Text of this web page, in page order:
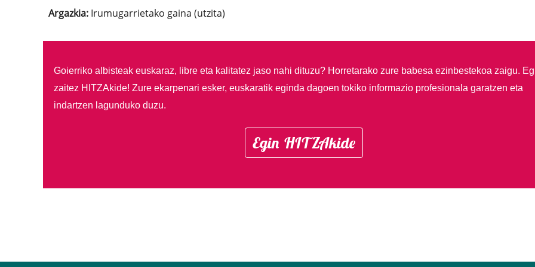
Argazkia:Irumugarrietako gaina (utzita)
Goierriko albisteak euskaraz, libre eta kalitatez jaso nahi dituzu? Horretarako zure babesa ezinbestekoa zaigu.
zaitez HITZAkide! Zure ekarpenari esker, euskaratik eginda dagoen tokiko informazio profesionala garatzen eta
indartzen lagunduko duzu.
Egin HITZAkide